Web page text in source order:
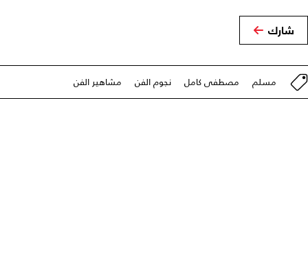
شارك
مسلم مصطفى كامل نجوم الفن مشاهير الفن